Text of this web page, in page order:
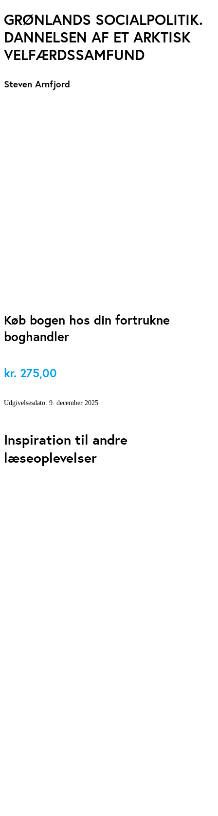
GRØNLANDS SOCIALPOLITIK.
DANNELSEN AF ET ARKTISK
VELFÆRDSSAMFUND
Steven Arnfjord
Køb bogen hos din fortrukne
boghandler
kr. 275,00
Udgivelsesdato: 9. december 2025
Inspiration til andre
læseoplevelser